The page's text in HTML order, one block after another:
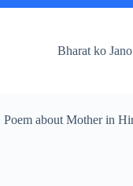
Bharat ko Jano